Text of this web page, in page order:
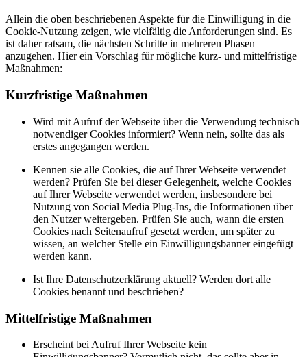
Allein die oben beschriebenen Aspekte für die Einwilligung in die
Cookie-Nutzung zeigen, wie vielfältig die Anforderungen sind. Es
ist daher ratsam, die nächsten Schritte in mehreren Phasen
anzugehen. Hier ein Vorschlag für mögliche kurz- und mittelfristige
Maßnahmen:
Kurzfristige Maßnahmen
Wird mit Aufruf der Webseite über die Verwendung technisch
notwendiger Cookies informiert? Wenn nein, sollte das als
erstes angegangen werden.
Kennen sie alle Cookies, die auf Ihrer Webseite verwendet
werden? Prüfen Sie bei dieser Gelegenheit, welche Cookies
auf Ihrer Webseite verwendet werden, insbesondere bei
Nutzung von Social Media Plug-Ins, die Informationen über
den Nutzer weitergeben. Prüfen Sie auch, wann die ersten
Cookies nach Seitenaufruf gesetzt werden, um später zu
wissen, an welcher Stelle ein Einwilligungsbanner eingefügt
werden kann.
Ist Ihre Datenschutzerklärung aktuell? Werden dort alle
Cookies benannt und beschrieben?
Mittelfristige Maßnahmen
Erscheint bei Aufruf Ihrer Webseite kein